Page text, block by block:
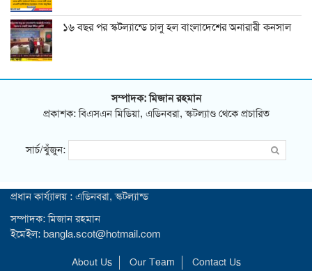
১৬ বছর পর স্কটল্যান্ডে চালু হল বাংলাদেশের অনারারী কনসাল
সম্পাদক: মিজান রহমান
প্রকাশক: বিএসএন মিডিয়া, এডিনবরা, স্কটল্যাণ্ড থেকে প্রচারিত
সার্চ/খুঁজুন:
প্রধান কার্য্যালয় : এডিনবরা, স্কটল্যান্ড
সম্পাদক: মিজান রহমান
ইমেইল: bangla.scot@hotmail.com
About Us Our Team Contact Us